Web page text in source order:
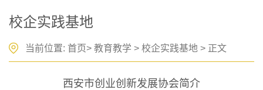
校企实践基地
当前位置: 首页> 教育教学 > 校企实践基地 > 正文
西安市创业创新发展协会简介